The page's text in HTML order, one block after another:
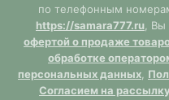
по телефонным
https://samara777.ru ,
офертой о продаже
обработке
персональных данных
Согласием на